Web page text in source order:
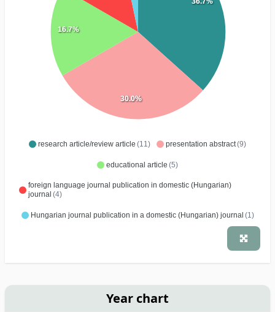
research article/review article (11) presentation abstract(9)
educational article (5)
foreign language journal publication in domestic (Hungarian)
journal (4)
Hungarian journal publication in a domestic (Hungarian) journal (1)
30.0%
16.7%
Year chart